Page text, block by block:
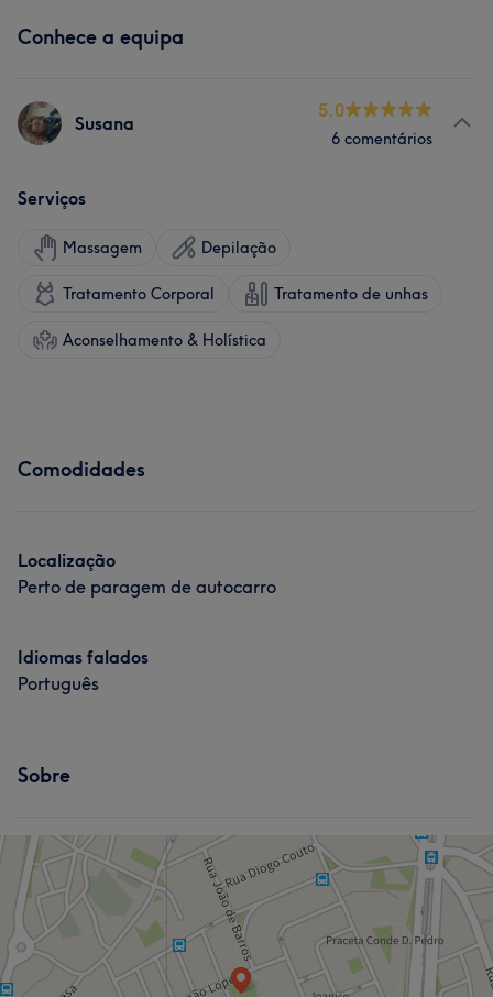
Conhece a equipa
Susana
5.0
6 comentários
Serviços
Massagem Depilação
Tratamento Corporal Tratamento de unhas
Aconselhamento & Holística
Comodidades
Localização
Perto de paragem de autocarro
Idiomas falados
Português
Sobre